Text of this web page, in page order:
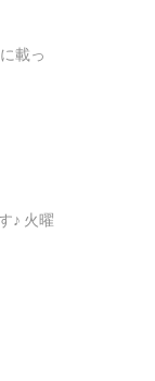
載っ
♪ 火曜